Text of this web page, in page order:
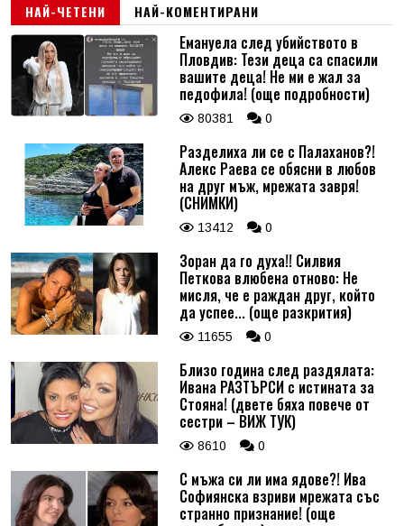
НАЙ-ЧЕТЕНИ НАЙ-КОМЕНТИРАНИ
Емануела след убийството в
Пловдив: Тези деца са спасили
вашите деца! Не ми е жал за
педофила! (още подробности)
80381 0
Разделиха ли се с Палаханов?!
Алекс Раева се обясни в любов
на друг мъж, мрежата завря!
(СНИМКИ)
13412 0
Зоран да го духа!! Силвия
Петкова влюбена отново: Не
мисля, че е раждан друг, който
да успее... (още разкрития)
11655 0
Близо година след раздялата:
Ивана РАЗТЪРСИ с истината за
Стояна! (двете бяха повече от
сестри – ВИЖ ТУК)
8610 0
С мъжа си ли има ядове?! Ива
Софиянска взриви мрежата със
странно признание! (още